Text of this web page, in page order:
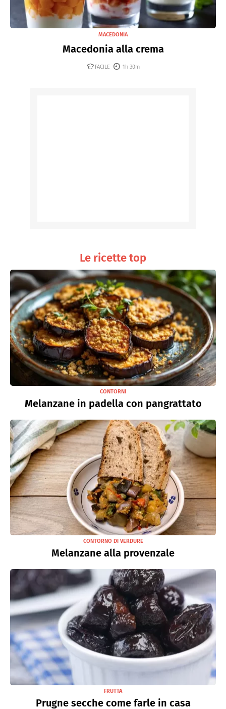
MACEDONIA
Macedonia alla crema
FACILE 1h 30m
Le ricette top
CONTORNI
Melanzane in padella con pangrattato
CONTORNO DI VERDURE
Melanzane alla provenzale
FRUTTA
Prugne secche come farle in casa